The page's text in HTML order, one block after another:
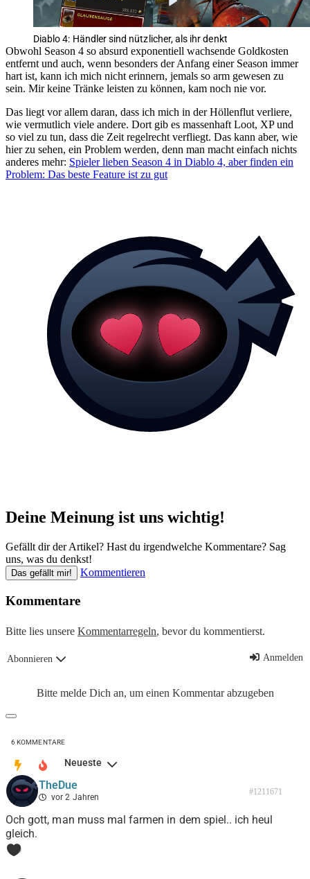
Diablo 4: Händler sind nützlicher, als ihr denkt
Obwohl Season 4 so absurd exponentiell wachsende Goldkosten
entfernt und auch, wenn besonders der Anfang einer Season immer
hart ist, kann ich mich nicht erinnern, jemals so arm gewesen zu
sein. Mir keine Tränke leisten zu können, kam noch nie vor.
Das liegt vor allem daran, dass ich mich in der Höllenflut verliere,
wie vermutlich viele andere. Dort gib es massenhaft Loot, XP und
so viel zu tun, dass die Zeit regelrecht verfliegt. Das kann aber, wie
hier zu sehen, ein Problem werden, denn man macht einfach nichts
anderes mehr: Spieler lieben Season 4 in Diablo 4, aber finden ein
Problem: Das beste Feature ist zu gut
Deine Meinung ist uns wichtig!
Gefällt dir der Artikel? Hast du irgendwelche Kommentare? Sag
uns, was du denkst!
Das gefällt mir! Kommentieren
Kommentare
Bitte lies unsere Kommentarregeln, bevor du kommentierst.
Abonnieren Anmelden
Bitte melde Dich an, um einen Kommentar abzugeben
6 KOMMENTARE
Neueste
TheDue
vor 2 Jahren
#1211671
Och gott, man muss mal farmen in dem spiel.. ich heul
gleich.
0